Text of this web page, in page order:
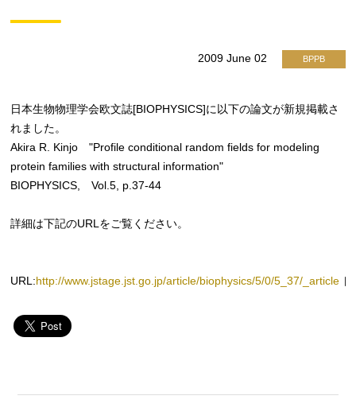
2009 June 02 BPPB
日本生物物理学会欧文誌[BIOPHYSICS]に以下の論文が新規掲載さ
れました。
Akira R. Kinjo "Profile conditional random fields for modeling
protein families with structural information"
BIOPHYSICS, Vol.5, p.37-44
詳細は下記のURLをご覧ください。
URL: http://www.jstage.jst.go.jp/article/biophysics/5/0/5_37/_article